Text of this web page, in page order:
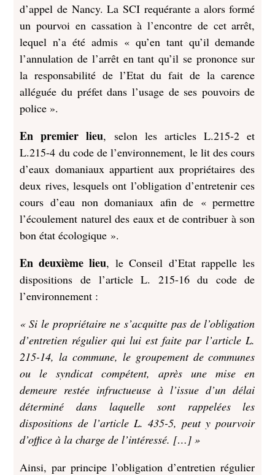
d’appel de Nancy. La SCI requérante a alors formé
un pourvoi en cassation à l’encontre de cet arrêt,
lequel n’a été admis « qu’en tant qu’il demande
l’annulation de l’arrêt en tant qu’il se prononce sur
la responsabilité de l’Etat du fait de la carence
alléguée du préfet dans l’usage de ses pouvoirs de
police ».
En premier lieu, selon les articles L.215-2 et
L.215-4 du code de l’environnement, le lit des cours
d’eaux domaniaux appartient aux propriétaires des
deux rives, lesquels ont l’obligation d’entretenir ces
cours d’eau non domaniaux afin de « permettre
l’écoulement naturel des eaux et de contribuer à son
bon état écologique ».
En deuxième lieu, le Conseil d’Etat rappelle les
dispositions de l’article L. 215-16 du code de
l’environnement :
« Si le propriétaire ne s’acquitte pas de l’obligation
d’entretien régulier qui lui est faite par l’article L.
215-14, la commune, le groupement de communes
ou le syndicat compétent, après une mise en
demeure restée infructueuse à l’issue d’un délai
déterminé dans laquelle sont rappelées les
dispositions de l’article L. 435-5, peut y pourvoir
d’office à la charge de l’intéressé. […] »
Ainsi, par principe l’obligation d’entretien régulier